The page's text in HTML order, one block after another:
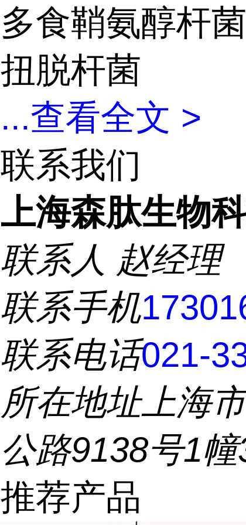
多食鞘氨醇杆菌
扭脱杆菌
...查看全文 >
联系我们
上海森肽生物
联系人 赵经理
联系手机
联系电话021-
所在地址上海
公路9138号1
推荐产品